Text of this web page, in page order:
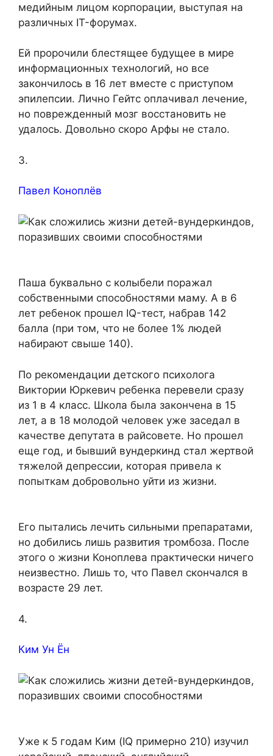
медийным лицом корпорации, выступая на
различных IT-форумах.
Ей пророчили блестящее будущее в мире
информационных технологий, но все
закончилось в 16 лет вместе с приступом
эпилепсии. Лично Гейтс оплачивал лечение,
но поврежденный мозг восстановить не
удалось. Довольно скоро Арфы не стало.
3.
Павел Коноплёв
Паша буквально с колыбели поражал
собственными способностями маму. А в 6
лет ребенок прошел IQ-тест, набрав 142
балла (при том, что не более 1% людей
набирают свыше 140).
По рекомендации детского психолога
Виктории Юркевич ребенка перевели сразу
из 1 в 4 класс. Школа была закончена в 15
лет, а в 18 молодой человек уже заседал в
качестве депутата в райсовете. Но прошел
еще год, и бывший вундеркинд стал жертвой
тяжелой депрессии, которая привела к
попыткам добровольно уйти из жизни.
Его пытались лечить сильными препаратами,
но добились лишь развития тромбоза. После
этого о жизни Коноплева практически ничего
неизвестно. Лишь то, что Павел скончался в
возрасте 29 лет.
4.
Ким Ун Ëн
Уже к 5 годам Ким (IQ примерно 210) изучил